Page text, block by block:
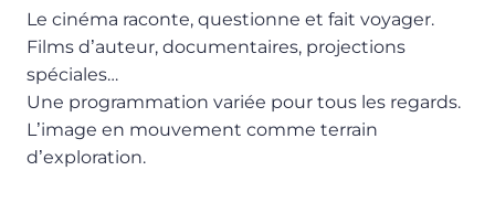
Le cinéma raconte, questionne et fait voyager.
Films d’auteur, documentaires, projections
spéciales…
Une programmation variée pour tous les regards.
L’image en mouvement comme terrain
d’exploration.